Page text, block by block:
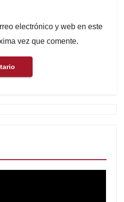
electrónico y web en este
vez que comente.